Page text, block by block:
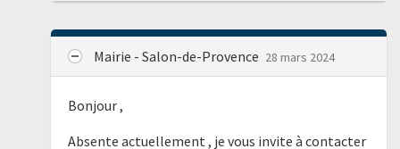
Mairie - Salon-de-Provence 28 mars 2024
Bonjour ,
Absente actuellement , je vous invite à contacter